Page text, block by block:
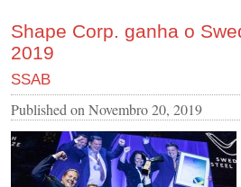
Shape Corp. ganha o
2019
SSAB
Published on Novembro 20, 2019